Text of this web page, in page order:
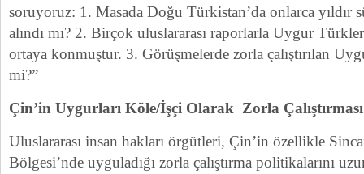
soruyoruz: 1. Masada Doğu Türkistan’da onlarca yıldır
alındı mı? 2. Birçok uluslararası raporlarla Uygur
ortaya konmuştur. 3. Görüşmelerde zorla çalıştırılan
mi?”
Çin’in Uygurları Köle/İşçi Olarak Zorla
Uluslararası insan hakları örgütleri, Çin’in özellikle
Bölgesi’nde uyguladığı zorla çalıştırma politikalarını